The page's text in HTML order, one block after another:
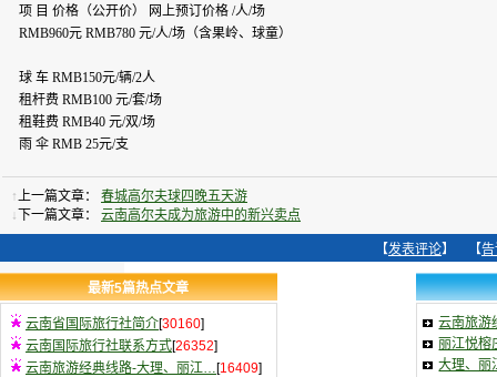
项 目 价格（公开价） 网上预订价格 /人/场
RMB960元 RMB780 元/人/场（含果岭、球童）
球 车 RMB150元/辆/2人
租杆费 RMB100 元/套/场
租鞋费 RMB40 元/双/场
雨 伞 RMB 25元/支
↑上一篇文章： 春城高尔夫球四晚五天游
↓ 下一篇文章： 云南高尔夫成为旅游中的新兴卖点
【发表评论】 【
最新5篇热点文章
云南省国际旅行社简介[30160]
云南国际旅行社联系方式[26352]
云南旅游经典线路-大理、丽江…[16409]
云南旅
丽江悦榕
大理、